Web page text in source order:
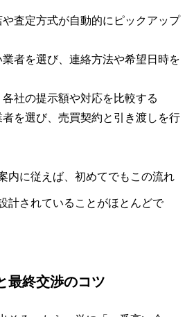
査定方式が自動的にピックアップ
者を選び、連絡方法や希望日時を
社の提示額や対応を比較する
を選び、売買契約と引き渡しを行
内に従えば、初めてでもこの流れ
計されていることがほとんどで
最終交渉のコツ